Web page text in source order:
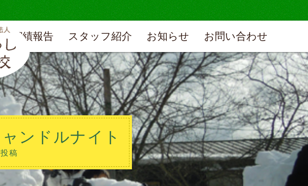
実績報告 スタッフ紹介 お知らせ お問い合わせ
ンドルナイト
稿